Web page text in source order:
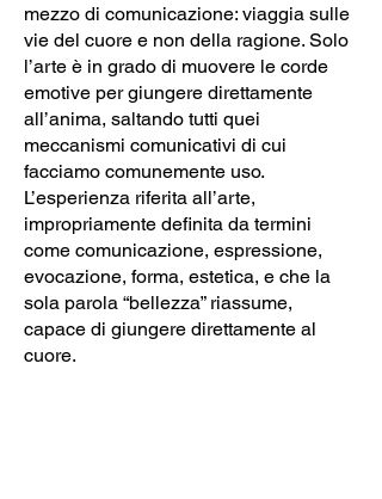
mezzo di comunicazione: viaggia sulle
vie del cuore e non della ragione. Solo
l’arte è in grado di muovere le corde
emotive per giungere direttamente
all’anima, saltando tutti quei
meccanismi comunicativi di cui
facciamo comunemente uso.
L’esperienza riferita all’arte,
impropriamente definita da termini
come comunicazione, espressione,
evocazione, forma, estetica, e che la
sola parola “bellezza” riassume,
capace di giungere direttamente al
cuore.